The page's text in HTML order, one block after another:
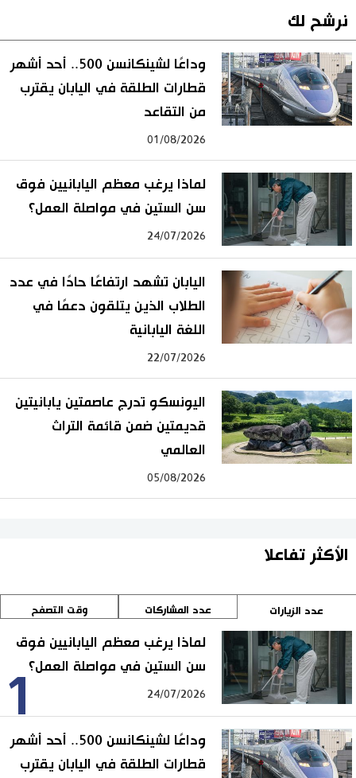
نرشح لك
وداعًا لشينكانسن 500.. أحد أشهر
قطارات الطلقة في اليابان يقترب
من التقاعد
01/08/2026
لماذا يرغب معظم اليابانيين فوق
سن الستين في مواصلة العمل؟
24/07/2026
اليابان تشهد ارتفاعًا حادًا في عدد
الطلاب الذين يتلقون دعمًا في
اللغة اليابانية
22/07/2026
اليونسكو تدرج عاصمتين يابانيتين
قديمتين ضمن قائمة التراث
العالمي
05/08/2026
الأكثر تفاعلا
عدد الزيارات عدد المشاركات وقت التصفح
1
لماذا يرغب معظم اليابانيين فوق
سن الستين في مواصلة العمل؟
24/07/2026
وداعًا لشينكانسن 500.. أحد أشهر
قطارات الطلقة في اليابان يقترب